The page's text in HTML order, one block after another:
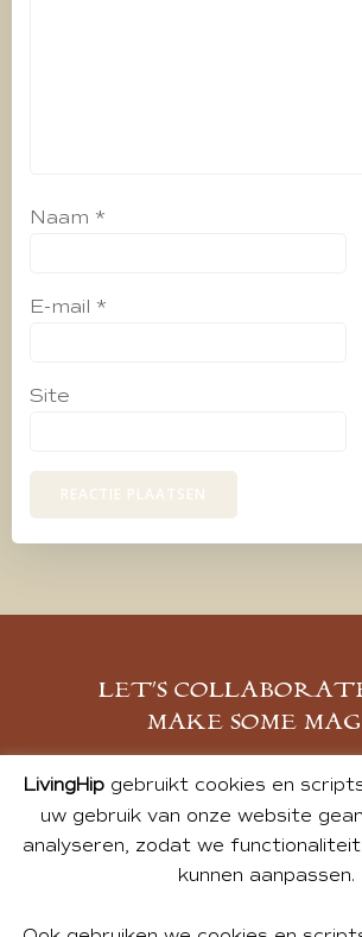
Naam *
E-mail *
Site
LET’S
MAKE SOME
MELD JE AAN
LivingHipgebruikt cookies en
uw gebruik van onze website
analyseren, zodat we
kunnen aanpassen.